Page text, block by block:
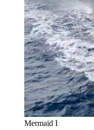
Mermaid I